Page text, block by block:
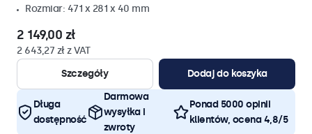
Rozmiar: 471 x 281 x 40 mm
2 149,00 zł
2 643,27 zł z VAT
Szczegóły
Dodaj do koszyka
Długa
dostępność
Darmowa
wysyłka i
zwroty
Ponad 5000 opinii
klientów, ocena 4,8/5